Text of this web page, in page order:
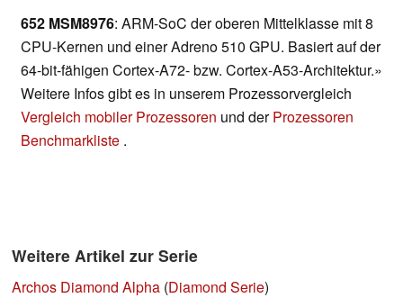
652 MSM8976: ARM-SoC der oberen Mittelklasse mit 8
CPU-Kernen und einer Adreno 510 GPU. Basiert auf der
64-bit-fähigen Cortex-A72- bzw. Cortex-A53-Architektur.»
Weitere Infos gibt es in unserem Prozessorvergleich
Vergleich mobiler Prozessoren und derProzessoren
Benchmarkliste .
Weitere Artikel zur Serie
Archos Diamond Alpha (Diamond Serie)